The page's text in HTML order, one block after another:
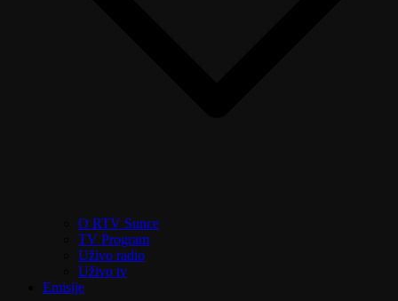
O RTV Sunce
TV Program
Uživo radio
Uživo tv
Emisije